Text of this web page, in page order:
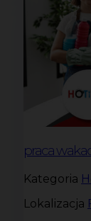
praca
Kategoria
Lokalizacja